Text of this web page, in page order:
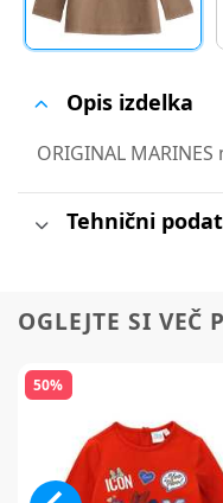
Opis izdelka
ORIGINAL
Tehnični
OGLEJTE SI VEČ
50%